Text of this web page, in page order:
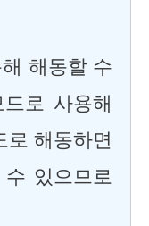
해동할 수
로 사용해
로 해동하면
있으므로